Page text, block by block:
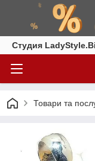
Студия
Товари та